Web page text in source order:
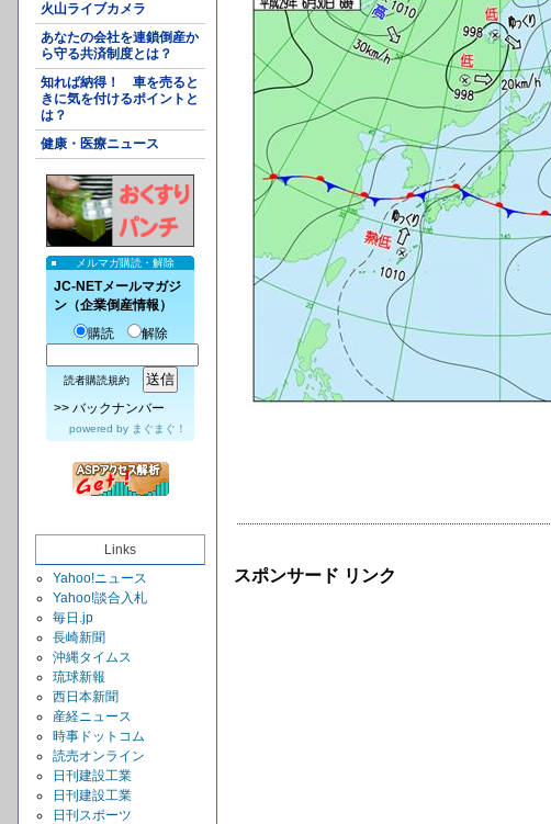
火山ライブカメラ
あなたの会社を連鎖倒産か
ら守る共済制度とは？
知れば納得！ 車を売ると
きに気を付けるポイントと
は？
健康・医療ニュース
メルマガ購読・解除
JC-NETメールマガジ
ン（企業倒産情報）
購読
解除
読者購読規約
>> バックナンバー
powered by まぐまぐ！
Links
Yahoo!ニュース
Yahoo!談合入札
毎日.jp
長崎新聞
沖縄タイムス
琉球新報
西日本新聞
産経ニュース
時事ドットコム
読売オンライン
日刊建設工業
日刊建設工業
日刊スポーツ
スポンサード リンク